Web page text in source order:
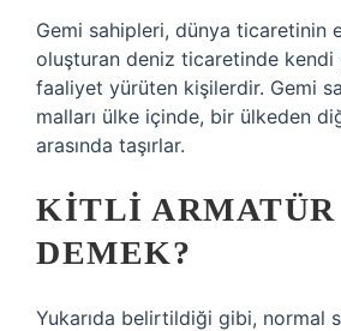
Gemi sahipleri, dünya ticaretinin
oluşturan deniz ticaretinde
faaliyet yürüten kişilerdir. Gemi
malları ülke içinde, bir ülkeden
arasında taşırlar.
KITLI ARMATÜR
DEMEK?
Yukarıda belirtildiği gibi, normal